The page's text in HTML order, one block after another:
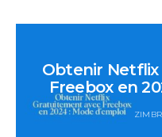
Obtenir
Freebox en